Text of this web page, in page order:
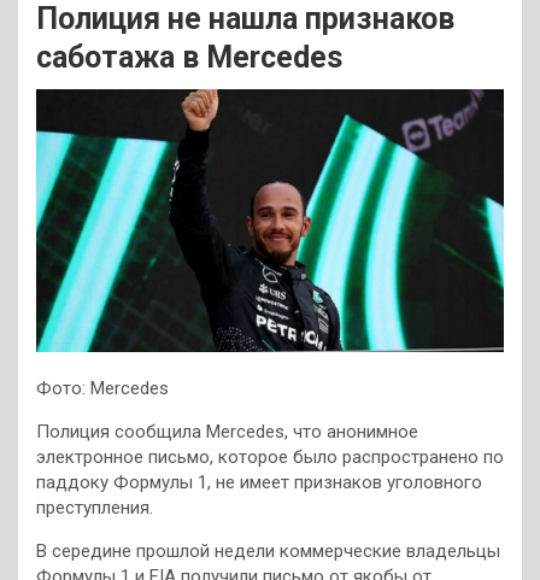
Полиция не нашла признаков
саботажа в Mercedes
Фото: Mercedes
Полиция сообщила Mercedes, что анонимное
электронное письмо, которое было распространено по
паддоку Формулы 1, не имеет признаков уголовного
преступления.
В середине прошлой недели коммерческие владельцы